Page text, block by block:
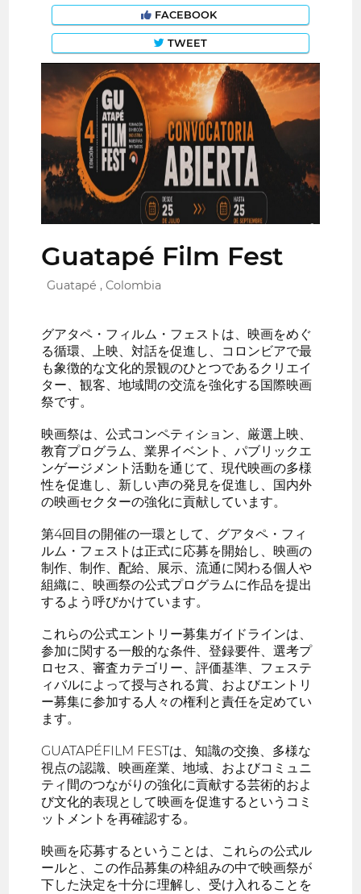
FACEBOOK
TWEET
Guatapé Film Fest
Guatapé , Colombia
グアタペ・フィルム・フェストは、映画をめぐ
る循環、上映、対話を促進し、コロンビアで最
も象徴的な文化的景観のひとつであるクリエイ
ター、観客、地域間の交流を強化する国際映画
祭です。
映画祭は、公式コンペティション、厳選上映、
教育プログラム、業界イベント、パブリックエ
ンゲージメント活動を通じて、現代映画の多様
性を促進し、新しい声の発見を促進し、国内外
の映画セクターの強化に貢献しています。
第4回目の開催の一環として、グアタペ・フィ
ルム・フェストは正式に応募を開始し、映画の
制作、制作、配給、展示、流通に関わる個人や
組織に、映画祭の公式プログラムに作品を提出
するよう呼びかけています。
これらの公式エントリー募集ガイドラインは、
参加に関する一般的な条件、登録要件、選考プ
ロセス、審査カテゴリー、評価基準、フェステ
ィバルによって授与される賞、およびエントリ
ー募集に参加する人々の権利と責任を定めてい
ます。
GUATAPÉFILM FESTは、知識の交換、多様な
視点の認識、映画産業、地域、およびコミュニ
ティ間のつながりの強化に貢献する芸術的およ
び文化的表現として映画を促進するというコミ
ットメントを再確認する。
映画を応募するということは、これらの公式ル
ールと、この作品募集の枠組みの中で映画祭が
下した決定を十分に理解し、受け入れることを